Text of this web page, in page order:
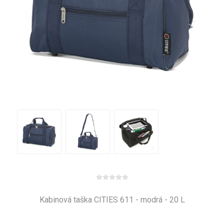
Kabinová taška CITIES 611 - modrá - 20 L